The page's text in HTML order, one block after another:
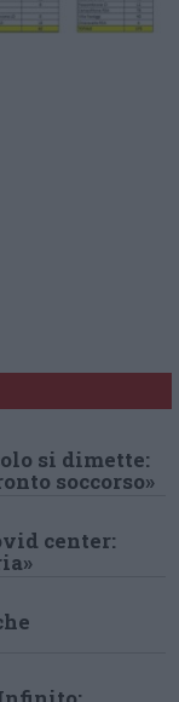
si dimette:
soccorso»
center: